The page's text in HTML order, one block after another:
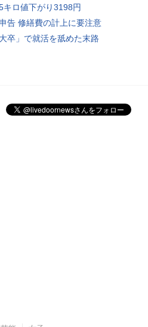
キロ値下がり3198円
告 修繕費の計上に要注意
大卒」で就活を舐めた末路